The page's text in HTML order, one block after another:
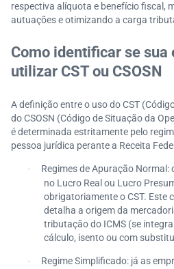
respectiva alíquota e benefício fiscal,
autuações e otimizando a carga
Como identificar se sua
utilizar CST ou CSOSN
A definição entre o uso do CST
do CSOSN (Código de Situação da
é determinada estritamente pelo
pessoa jurídica perante a Receita
·
Regimes de Apuração
no Lucro Real ou Lucro
obrigatoriamente o CST. Este
detalha a origem da
tributação do ICMS (se
cálculo, isento ou com
· Regime Simplificado: já as